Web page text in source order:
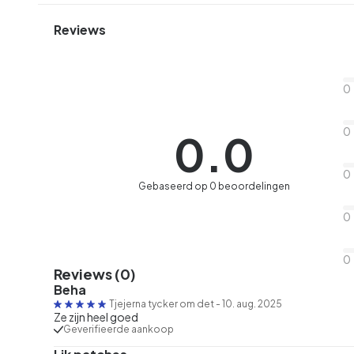
Reviews
0.0
Gebaseerd op 0 beoordelingen
0
0
0
0
0
Reviews (0)
Beha
Tjejerna tycker om det - 10. aug. 2025
Ze zijn heel goed
Geverifieerde aankoop